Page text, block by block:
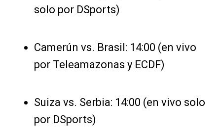
solo por DSports)
Camerún vs. Brasil: 14:00 (en vivo
por Teleamazonas y ECDF)
Suiza vs. Serbia: 14:00 (en vivo solo
por DSports)